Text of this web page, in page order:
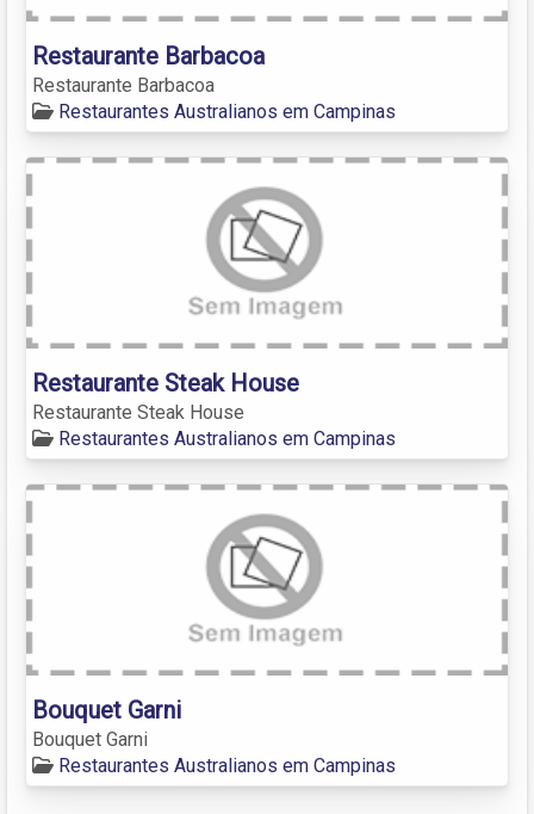
Restaurante Barbacoa
Restaurante Barbacoa
Restaurantes Australianos em Campinas
Restaurante Steak House
Restaurante Steak House
Restaurantes Australianos em Campinas
Bouquet Garni
Bouquet Garni
Restaurantes Australianos em Campinas